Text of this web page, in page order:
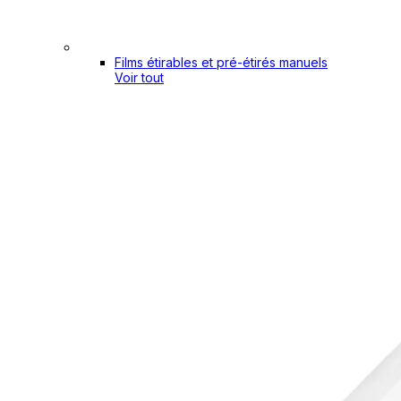
Films étirables et pré-étirés manuels
Voir tout